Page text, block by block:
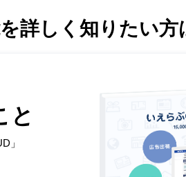
詳しく知りたい方
と
」